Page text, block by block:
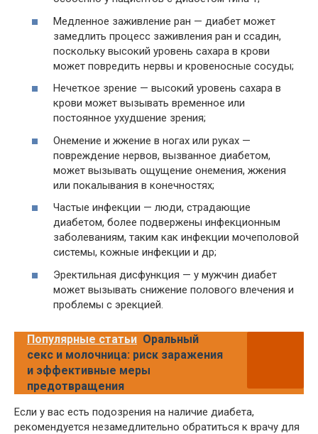
Медленное заживление ран — диабет может
замедлить процесс заживления ран и ссадин,
поскольку высокий уровень сахара в крови
может повредить нервы и кровеносные сосуды;
Нечеткое зрение — высокий уровень сахара в
крови может вызывать временное или
постоянное ухудшение зрения;
Онемение и жжение в ногах или руках —
повреждение нервов, вызванное диабетом,
может вызывать ощущение онемения, жжения
или покалывания в конечностях;
Частые инфекции — люди, страдающие
диабетом, более подвержены инфекционным
заболеваниям, таким как инфекции мочеполовой
системы, кожные инфекции и др;
Эректильная дисфункция — у мужчин диабет
может вызывать снижение полового влечения и
проблемы с эрекцией.
Популярные статьи Оральный
секс и молочница: риск заражения
и эффективные меры
предотвращения
Если у вас есть подозрения на наличие диабета,
рекомендуется незамедлительно обратиться к врачу для